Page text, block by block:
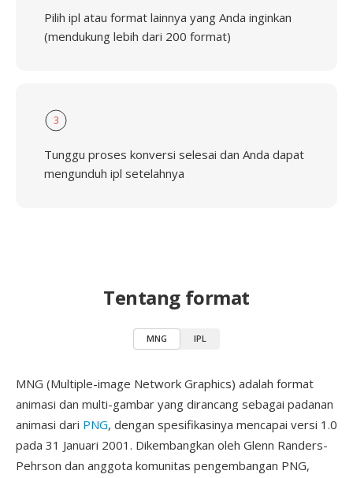
Pilih ipl atau format lainnya yang Anda inginkan
(mendukung lebih dari 200 format)
3
Tunggu proses konversi selesai dan Anda dapat
mengunduh ipl setelahnya
Tentang format
MNG IPL
MNG (Multiple-image Network Graphics) adalah format
animasi dan multi-gambar yang dirancang sebagai padanan
animasi dari PNG, dengan spesifikasinya mencapai versi 1.0
pada 31 Januari 2001. Dikembangkan oleh Glenn Randers-
Pehrson dan anggota komunitas pengembangan PNG,